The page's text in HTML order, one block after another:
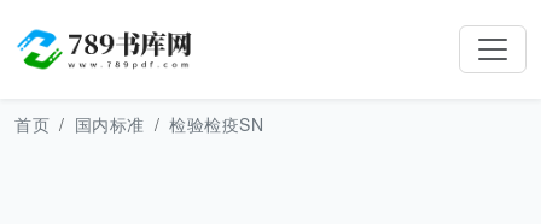
首页 国内标准 检验检疫SN